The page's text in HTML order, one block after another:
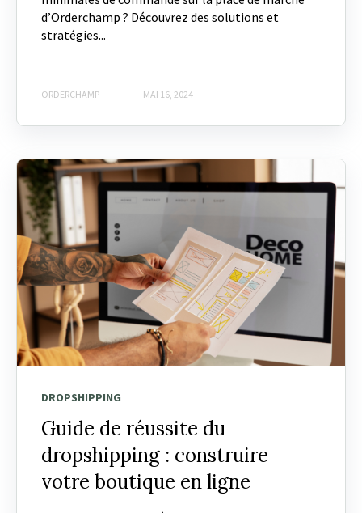
d’Orderchamp ? Découvrez des solutions et
stratégies...
ORDERCHAMP MAI 16, 2024
DROPSHIPPING
Guide de réussite du
dropshipping : construire
votre boutique en ligne